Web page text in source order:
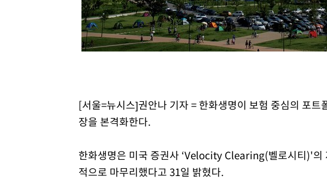
[서울=뉴시스]권안나 기자 = 한화생명이 보험 중심의 포
장을 본격화한다.
한화생명은 미국 증권사 ‘Velocity Clearing(벨로시티)'의
적으로 마무리했다고 31일 밝혔다.